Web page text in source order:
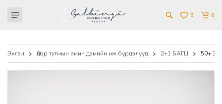
0 0
Эхлэл Өдөр тутмын амин дэмийн иж бүрдэлүүд 2+1 БАГЦ 50+ ЭМ